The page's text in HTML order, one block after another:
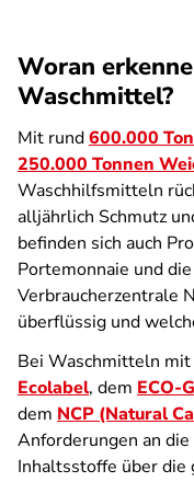
Woran
Waschmittel?
Mit rund600.000
250.000 Tonnen
Waschhilfsmitteln
alljährlich Schmutz
befinden sich auch
Portemonnaie und
Verbraucherzentrale
überflüssig und
Bei Waschmitteln mit
Ecolabel, dem ECO-
dem NCP (Natural
Anforderungen an
Inhaltsstoffe über die